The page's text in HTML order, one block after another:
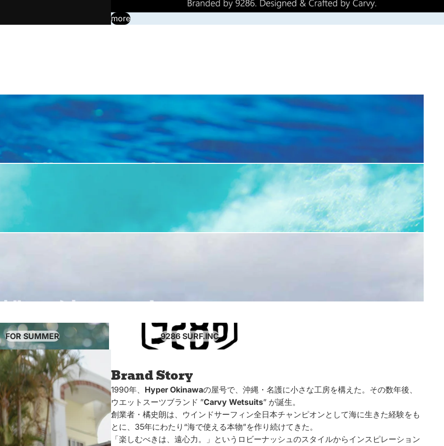
more
FOR SUMMER
9286 surf.inc
9286 SURF.INC
Brand Story
1990年、 Hyper Okinawaの屋号で、沖縄・名護に小さな工房を構えた。その数年後、
ウエットスーツブランド ”Carvy Wetsuits” が誕生。
創業者・橘史朗は、ウインドサーフィン全日本チャンピオンとして海に生きた経験をも
とに、35年にわたり“海で使える本物”を作り続けてきた。
「楽しむべきは、遠心力。」というロビーナッシュのスタイルからインスピレーション